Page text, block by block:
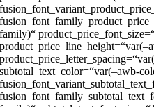
family)“
subtotal_text_color=“var(–awb-